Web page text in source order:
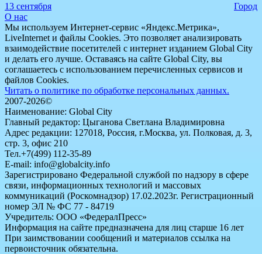
13 сентября
Город
О нас
Мы используем Интернет-сервис «Яндекс.Метрика»,
LiveInternet и файлы Cookies. Это позволяет анализировать
взаимодействие посетителей с интернет изданием Global City
и делать его лучше. Оставаясь на сайте Global City, вы
соглашаетесь с использованием перечисленных сервисов и
файлов Cookies.
Читать о политике по обработке персональных данных.
2007-2026©
Наименование: Global City
Главный редактор: Цыганова Светлана Владимировна
Адрес редакции: 127018, Россия, г.Москва, ул. Полковая, д. 3,
стр. 3, офис 210
Тел.+7(499) 112-35-89
E-mail: info@globalcity.info
Зарегистрировано Федеральной службой по надзору в сфере
связи, информационных технологий и массовых
коммуникаций (Роскомнадзор) 17.02.2023г. Регистрационный
номер ЭЛ № ФС 77 - 84719
Учредитель: ООО «ФедералПресс»
Информация на сайте предназначена для лиц старше 16 лет
При заимствовании сообщений и материалов ссылка на
первоисточник обязательна.